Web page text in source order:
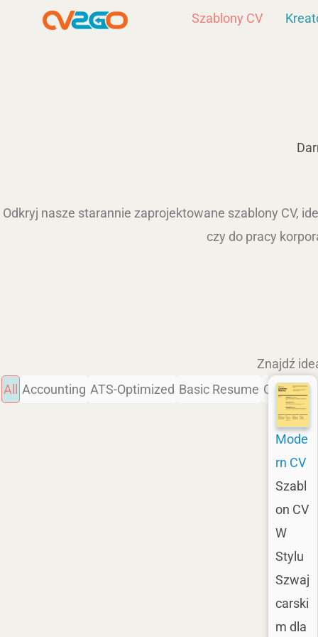
Szablony CV
Odkryj nasze starannie zaprojektowane szablony CV,
czy do pracy
Znajdź
Accounting ATS-Optimized Basic Resume
All
Mode
rn CV
Szabl
on CV
W
Stylu
Szwaj
carski
m dla